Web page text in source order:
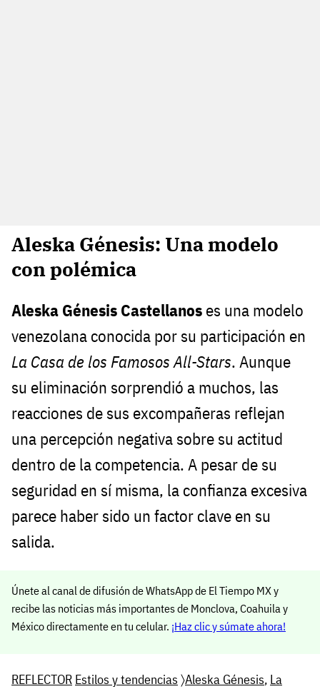
Aleska Génesis: Una modelo
con polémica
Aleska Génesis Castellanos es una modelo
venezolana conocida por su participación en
La Casa de los Famosos All-Stars. Aunque
su eliminación sorprendió a muchos, las
reacciones de sus excompañeras reflejan
una percepción negativa sobre su actitud
dentro de la competencia. A pesar de su
seguridad en sí misma, la confianza excesiva
parece haber sido un factor clave en su
salida.
Únete al canal de difusión de WhatsApp de El Tiempo MX y
recibe las noticias más importantes de Monclova, Coahuila y
México directamente en tu celular. ¡Haz clic y súmate ahora!
REFLECTOR Estilos y tendencias 〉Aleska Génesis, La